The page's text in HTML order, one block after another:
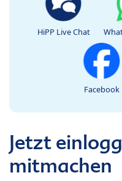
HiPP Live Chat
Facebook
Jetzt
mitmachen